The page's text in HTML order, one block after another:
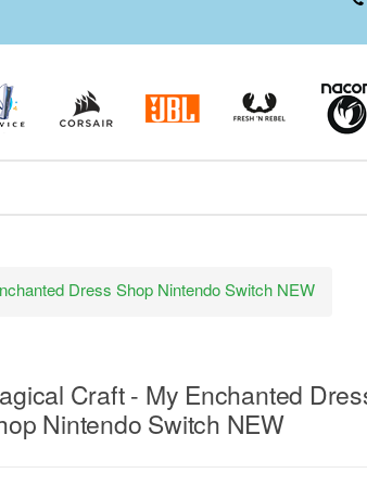
Dress Shop Nintendo Switch NEW
Craft - My Enchanted
Nintendo Switch NEW